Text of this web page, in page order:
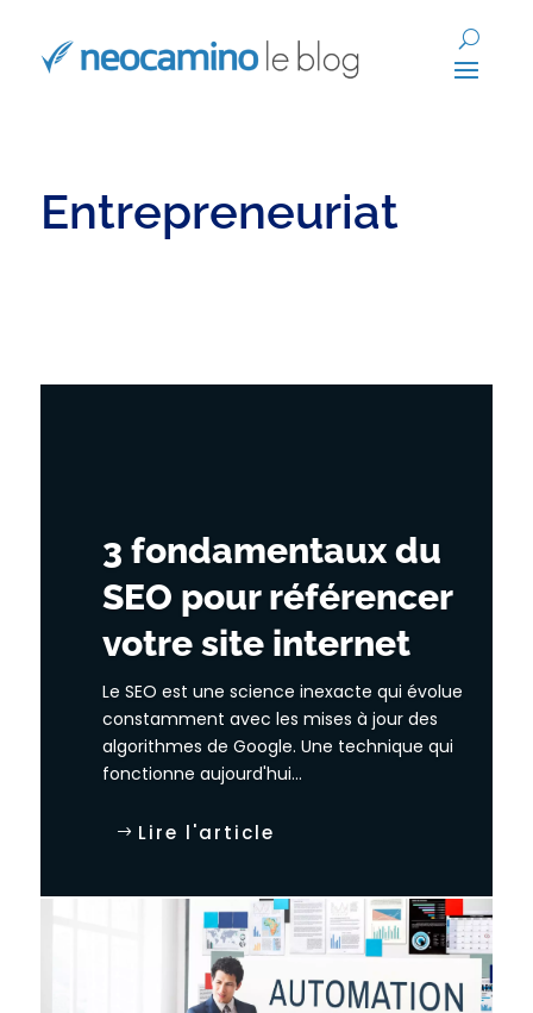
Entrepreneuriat
3 fondamentaux du
SEO pour référencer
votre site internet
Le SEO est une science inexacte qui évolue
constamment avec les mises à jour des
algorithmes de Google. Une technique qui
fonctionne aujourd'hui...
Lire l'article